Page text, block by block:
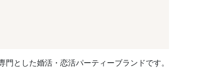
とした婚活・恋活パーティーブランドです。